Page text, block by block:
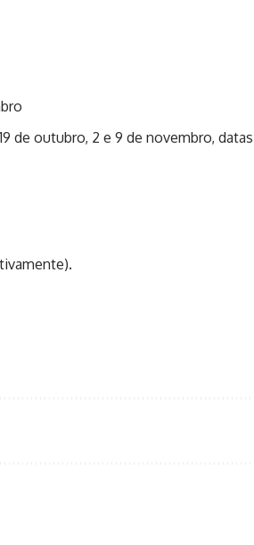
de outubro, 2 e 9 de novembro,